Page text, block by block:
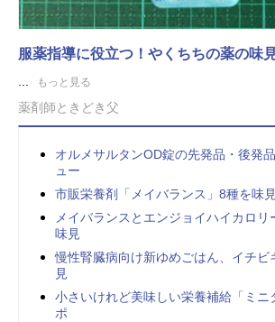
服薬指導に役立つ！やくちちの薬の味
もっと見る
薬剤師ときどき父
オルメサルタンOD錠の先発品・後発
ュー
市販栄養剤「メイバランス」8種を味
メイバランスとエンジョイハイカロリ
味見
慢性腎臓病向け新ゆめごはん、イチビ
見
小さいけれど美味しい栄養補給「ミニ
ポ